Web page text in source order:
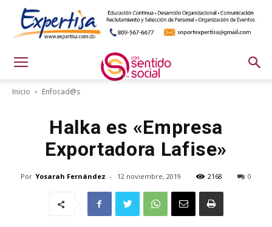
Inicio Enfocad@s
Halka es «Empresa
Exportadora Lafise»
Por Yosarah Fernández - 12 noviembre, 2019 2168 0